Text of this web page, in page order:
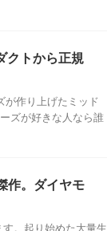
クトから正規
が作り上げたミッド
ズが好きな人なら誰
作。ダイヤモ
。起り始めた大量生